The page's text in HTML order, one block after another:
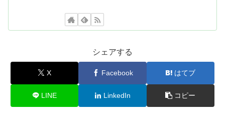
シェアする
X Facebook はてブ
LINE LinkedIn コピー